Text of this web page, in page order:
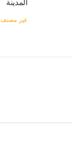
المدينة
غير مصنف